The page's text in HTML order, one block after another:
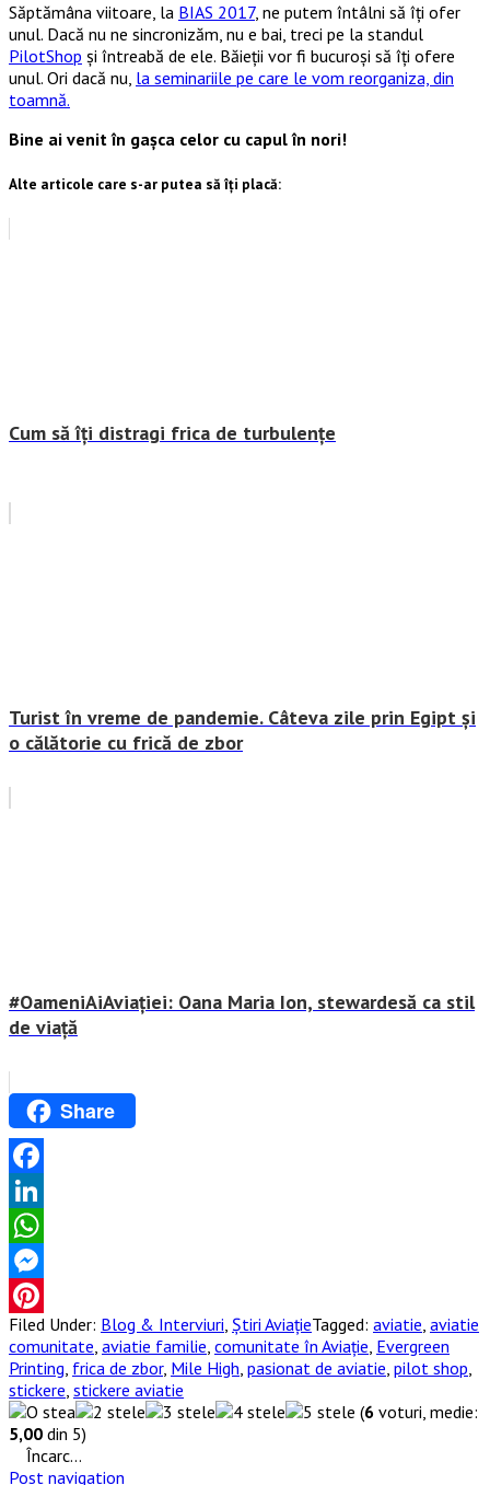
Săptămâna viitoare, la BIAS 2017, ne putem întâlni să îți ofer
unul. Dacă nu ne sincronizăm, nu e bai, treci pe la standul
PilotShop și întreabă de ele. Băieții vor fi bucuroși să îți ofere
unul. Ori dacă nu, la seminariile pe care le vom reorganiza, din
toamnă.
Bine ai venit în gașca celor cu capul în nori!
Alte articole care s-ar putea să îți placă:
Cum să îți distragi frica de turbulențe
Turist în vreme de pandemie. Câteva zile prin Egipt și
o călătorie cu frică de zbor
#OameniAiAviației: Oana Maria Ion, stewardesă ca stil
de viață
Share
Facebook
LinkedIn
WhatsApp
Messenger
Pinterest
Filed Under: Blog & Interviuri Știri AviațieTagged: aviatie aviatie
comunitate aviatie familie comunitate în Aviație Evergreen
Printing frica de zbor, Mile High pasionat de aviatie pilot shop
stickere stickere aviatie
(6 voturi, medie:
5,00 din 5)
Încarc...
Post navigation